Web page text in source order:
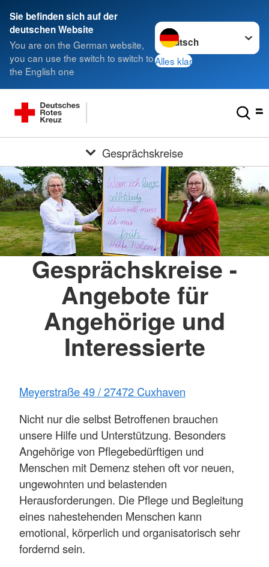
Sie befinden sich auf der
deutschen Website
You are on the German website,
you can use the switch to switch to
the English one
Sprache wechseln zu
Alles klar
Gesprächskreise
Gesprächskreise -
Angebote für
Angehörige und
Interessierte
Meyerstraße 49 / 27472 Cuxhaven
Nicht nur die selbst Betroffenen brauchen
unsere Hilfe und Unterstützung. Besonders
Angehörige von Pflegebedürftigen und
Menschen mit Demenz stehen oft vor neuen,
ungewohnten und belastenden
Herausforderungen. Die Pflege und Begleitung
eines nahestehenden Menschen kann
emotional, körperlich und organisatorisch sehr
fordernd sein.